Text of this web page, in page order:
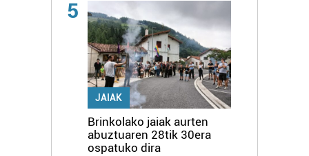
5
JAIAK
Brinkolako jaiak aurten
abuztuaren 28tik 30era
ospatuko dira